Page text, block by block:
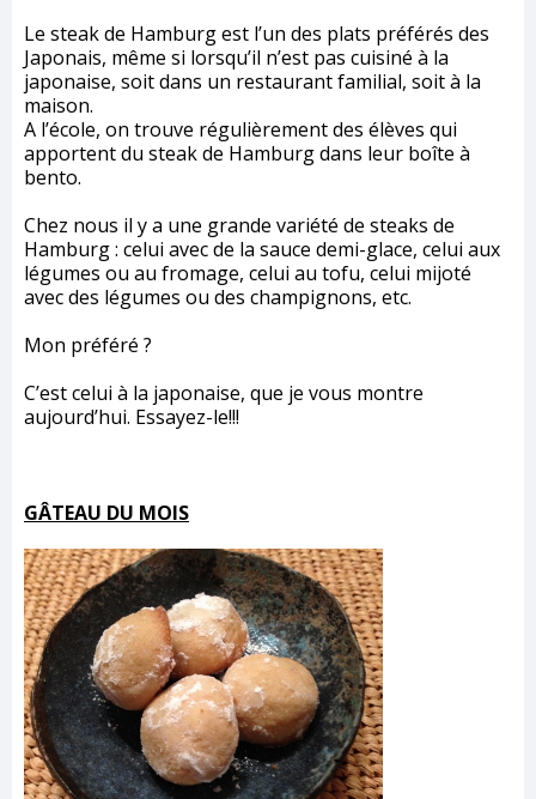
Le steak de Hamburg est l’un des plats préférés des
Japonais, même si lorsqu’il n’est pas cuisiné à la
japonaise, soit dans un restaurant familial, soit à la
maison.
A l’école, on trouve régulièrement des élèves qui
apportent du steak de Hamburg dans leur boîte à
bento.
Chez nous il y a une grande variété de steaks de
Hamburg : celui avec de la sauce demi-glace, celui aux
légumes ou au fromage, celui au tofu, celui mijoté
avec des légumes ou des champignons, etc.
Mon préféré ?
C’est celui à la japonaise, que je vous montre
aujourd’hui. Essayez-le!!!
GÂTEAU DU MOIS